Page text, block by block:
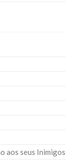
aos seus Inimigos